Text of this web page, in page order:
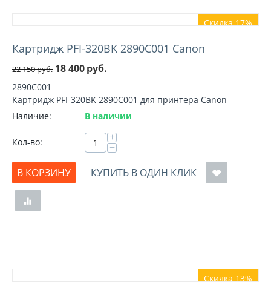
Скидка 17%
Картридж PFI-320BK 2890C001 Canon
22 150руб. 18 400руб.
2890C001
Картридж PFI-320BK 2890C001 для принтера Canon
Наличие:
В наличии
Кол-во: +
−
В КОРЗИНУ
КУПИТЬ В ОДИН КЛИК
Скидка 13%